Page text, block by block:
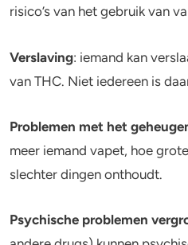
risico’s van het gebruik van
Verslaving: iemand kan
van THC. Niet iedereen is
Problemen met het
meer iemand vapet, hoe
slechter dingen onthoudt.
Psychische problemen